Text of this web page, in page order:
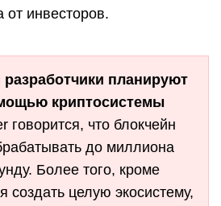
от инвесторов.
разработчики планируют
криптосистемы
говорится, что блокчейн
до миллиона
Более того, кроме
создать целую экосистему,